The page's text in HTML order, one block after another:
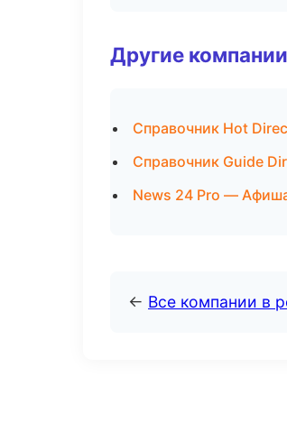
Другие компании
Справочник Hot
Справочник Guide
News 24 Pro —
← Все компании в